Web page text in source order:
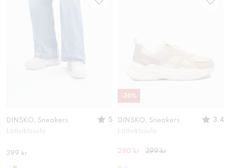
DINSKO, Sneakers
5
Lättviktssula
399 kr
DINSKO, Sneakers
3.4
Lättviktssula
280 kr 399 kr
-30%